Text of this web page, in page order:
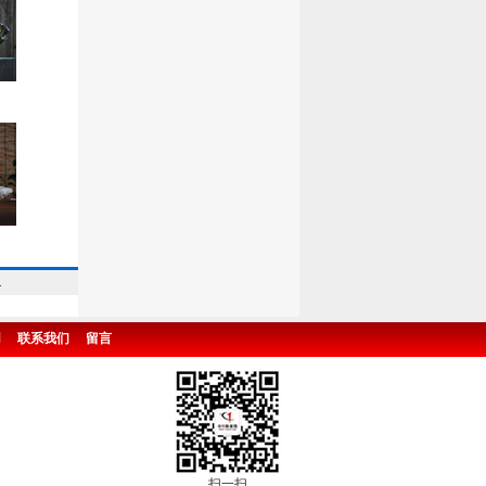
联系我们 留言